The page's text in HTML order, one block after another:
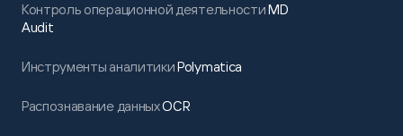
Контроль операционной деятельностиMD
Audit
Инструменты аналитикиPolymatica
Распознавание данныхOCR